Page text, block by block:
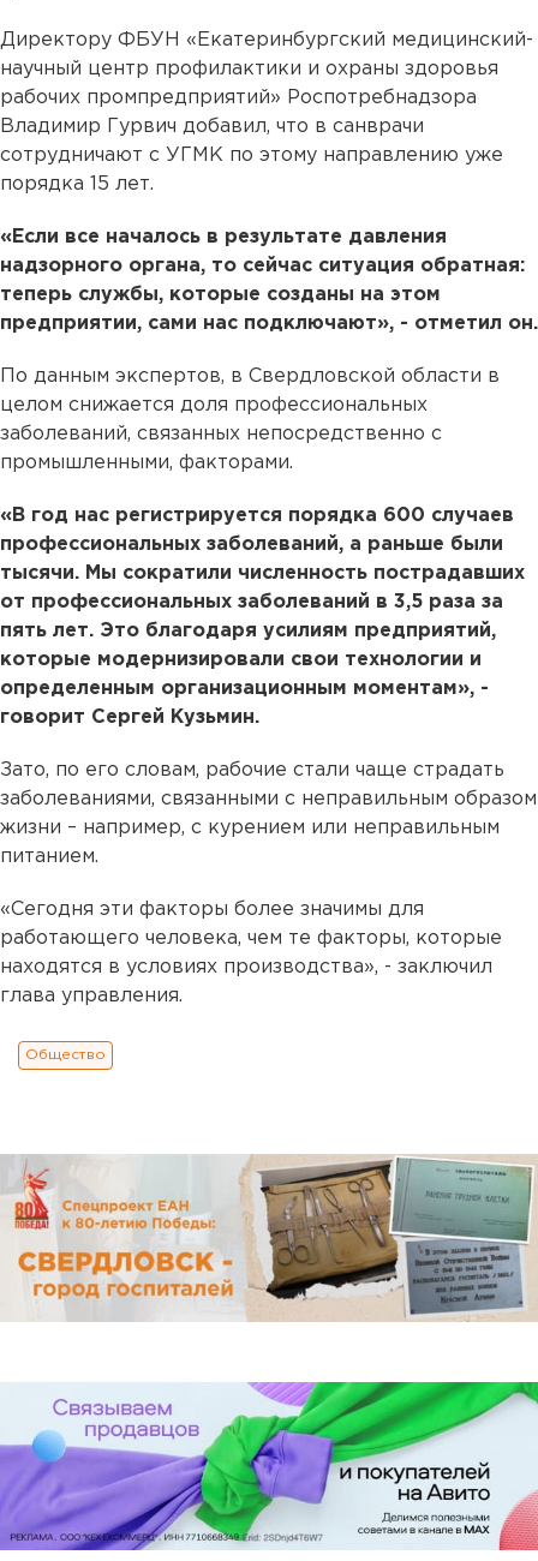
Директору ФБУН «Екатеринбургский медицинский-
научный центр профилактики и охраны здоровья
рабочих промпредприятий» Роспотребнадзора
Владимир Гурвич добавил, что в санврачи
сотрудничают с УГМК по этому направлению уже
порядка 15 лет.
«Если все началось в результате давления
надзорного органа, то сейчас ситуация обратная:
теперь службы, которые созданы на этом
предприятии, сами нас подключают», - отметил он.
По данным экспертов, в Свердловской области в
целом снижается доля профессиональных
заболеваний, связанных непосредственно с
промышленными, факторами.
«В год нас регистрируется порядка 600 случаев
профессиональных заболеваний, а раньше были
тысячи. Мы сократили численность пострадавших
от профессиональных заболеваний в 3,5 раза за
пять лет. Это благодаря усилиям предприятий,
которые модернизировали свои технологии и
определенным организационным моментам», -
говорит Сергей Кузьмин.
Зато, по его словам, рабочие стали чаще страдать
заболеваниями, связанными с неправильным образом
жизни – например, с курением или неправильным
питанием.
«Сегодня эти факторы более значимы для
работающего человека, чем те факторы, которые
находятся в условиях производства», - заключил
глава управления.
Общество